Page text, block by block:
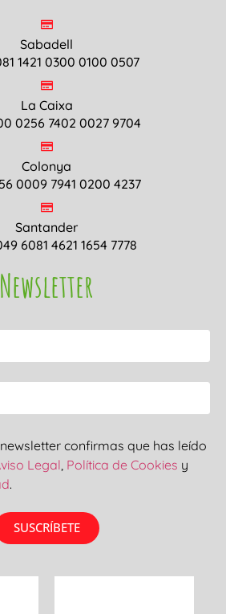
Sabadell
1421 0300 0100 0507
La Caixa
0256 7402 0027 9704
Colonya
0009 7941 0200 4237
Santander
6081 4621 1654 7778
Newsletter
confirmas que has leído
Legal Política de Cookies y
.
SUSCRÍBETE